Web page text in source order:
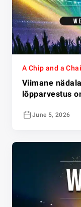
A Chip and a
Viimane
lõpparvestus
June 5, 2026